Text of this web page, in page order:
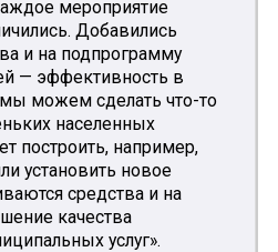
мероприятие
Добавились
и на подпрограмму
— эффективность в
мы можем сделать что-то
населенных
построить, например,
установить новое
средства и на
качества
услуг».